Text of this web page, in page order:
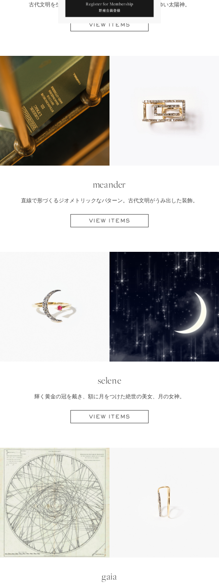
古代文明を生んだナイルの地。豊穣を象徴する、まばゆい太陽神。
VIEW ITEMS
meander
直線で形づくるジオメトリックなパターン。古代文明がうみ出した装飾。
VIEW ITEMS
selene
輝く黄金の冠を戴き、額に月をつけた絶世の美女、月の女神。
VIEW ITEMS
gaia